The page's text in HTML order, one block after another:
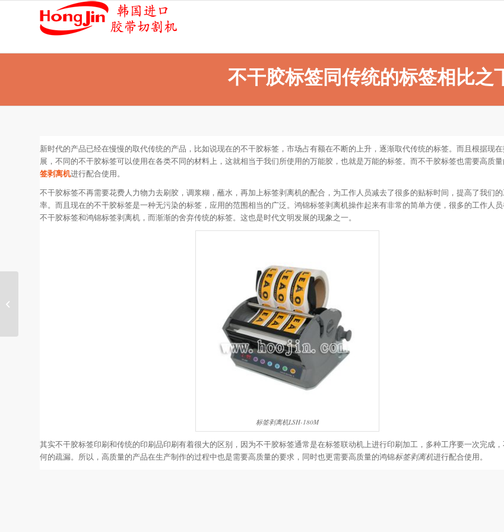
不干胶标签同传统的标签相比之
新时代的产品已经在慢慢的取代传统的产品，比如说现在的不干胶标签，市场占有额在不断的上升，逐渐取代传统的标签。而且根据现
展，不同的不干胶标签可以使用在各类不同的材料上，这就相当于我们所使用的万能胶，也就是万能的标签。而不干胶标签也需要高质
签剥离机进行配合使用。
不干胶标签不再需要花费人力物力去刷胶，调浆糊，蘸水，再加上标签剥离机的配合，为工作人员减去了很多的贴标时间，提高了我们
率。而且现在的不干胶标签是一种无污染的标签，应用的范围相当的广泛。鸿锦标签剥离机操作起来有非常的简单方便，很多的工作人
不干胶标签和鸿锦标签剥离机，而渐渐的舍弃传统的标签。这也是时代文明发展的现象之一。
标签剥离机LSH-180M
其实不干胶标签印刷和传统的印刷品印刷有着很大的区别，因为不干胶标签通常是在标签联动机上进行印刷加工，多种工序要一次完成
何的疏漏。所以，高质量的产品在生产制作的过程中也是需要高质量的要求，同时也更需要高质量的鸿锦标签剥离机进行配合使用。